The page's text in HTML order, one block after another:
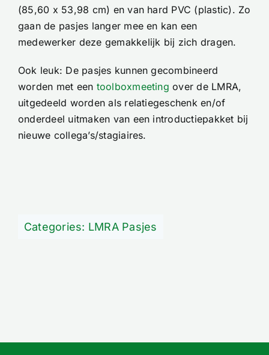
(85,60 x 53,98 cm) en van hard PVC (plastic). Zo
gaan de pasjes langer mee en kan een
medewerker deze gemakkelijk bij zich dragen.
Ook leuk: De pasjes kunnen gecombineerd
worden met een toolboxmeeting over de LMRA,
uitgedeeld worden als relatiegeschenk en/of
onderdeel uitmaken van een introductiepakket bij
nieuwe collega’s/stagiaires.
Categories: LMRA Pasjes